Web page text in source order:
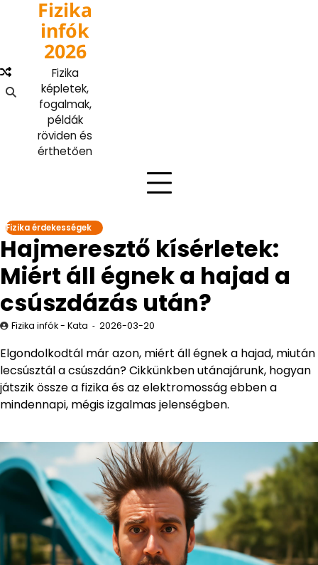
content
Fizika
infók
2026
Fizika
képletek,
fogalmak,
példák
röviden és
érthetően
Fizika érdekességek
Hajmeresztő kísérletek:
Miért áll égnek a hajad a
csúszdázás után?
Fizika infók - Kata 2026-03-20
Elgondolkodtál már azon, miért áll égnek a hajad, miután
lecsúsztál a csúszdán? Cikkünkben utánajárunk, hogyan
játszik össze a fizika és az elektromosság ebben a
mindennapi, mégis izgalmas jelenségben.